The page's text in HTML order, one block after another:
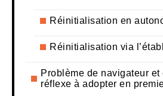
Réinitialisation en
Réinitialisation via
Problème de navigateur et
réflexe à adopter en